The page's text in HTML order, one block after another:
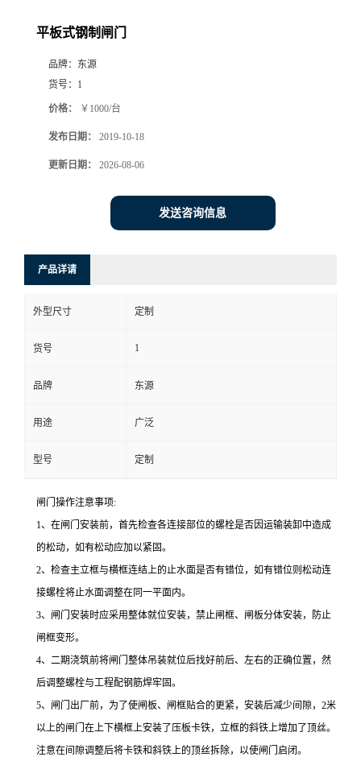
平板式钢制闸门
品牌： 东源
货号： 1
价格： ￥1000/台
发布日期： 2019-10-18
更新日期： 2026-08-06
发送咨询信息
产品详请
外型尺寸 定制
货号 1
品牌 东源
用途 广泛
型号 定制
闸门操作注意事项:
1、在闸门安装前，首先检查各连接部位的螺栓是否因运输装卸中造成
的松动，如有松动应加以紧固。
2、检查主立框与横框连结上的止水面是否有错位，如有错位则松动连
接螺栓将止水面调整在同一平面内。
3、闸门安装时应采用整体就位安装，禁止闸框、闸板分体安装，防止
闸框变形。
4、二期浇筑前将闸门整体吊装就位后找好前后、左右的正确位置，然
后调整螺栓与工程配钢筋焊牢固。
5、闸门出厂前，为了使闸板、闸框贴合的更紧，安装后减少间隙，2米
以上的闸门在上下横框上安装了压板卡铁，立框的斜铁上增加了顶丝。
注意在间隙调整后将卡铁和斜铁上的顶丝拆除，以使闸门启闭。